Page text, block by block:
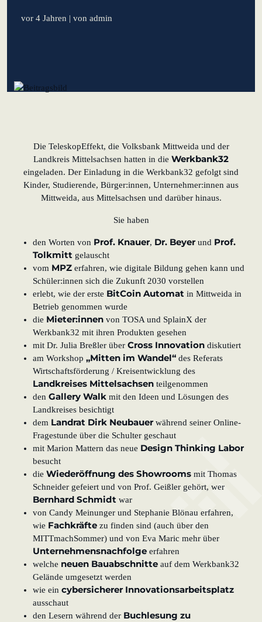
lernen aus Estland
Neues
KundenBank2030
DatenschutzImpressum
vor 4 Jahren | von admin
Die TeleskopEffekt, die Volksbank Mittweida und der
Landkreis Mittelsachsen hatten in die Werkbank32
eingeladen. Der Einladung in die Werkbank32 gefolgt sind
Kinder, Studierende, Bürger:innen, Unternehmer:innen aus
Mittweida, aus Mittelsachsen und darüber hinaus.
Sie haben
den Worten von Prof. Knauer, Dr. Beyer und Prof.
Tolkmitt gelauscht
vom MPZ erfahren, wie digitale Bildung gehen kann und
Schüler:innen sich die Zukunft 2030 vorstellen
erlebt, wie der erste BitCoin Automat in Mittweida in
Betrieb genommen wurde
die Mieter:innen von TOSA und SplainX der
Werkbank32 mit ihren Produkten gesehen
mit Dr. Julia Breßler über Cross Innovation diskutiert
am Workshop „Mitten im Wandel“ des Referats
Wirtschaftsförderung / Kreisentwicklung des
Landkreises Mittelsachsen teilgenommen
den Gallery Walk mit den Ideen und Lösungen des
Landkreises besichtigt
dem Landrat Dirk Neubauer während seiner Online-
Fragestunde über die Schulter geschaut
mit Marion Mattern das neue Design Thinking Labor
besucht
die Wiederöffnung des Showrooms mit Thomas
Schneider gefeiert und von Prof. Geißler gehört, wer
Bernhard Schmidt war
von Candy Meinunger und Stephanie Blönau erfahren,
wie Fachkräfte zu finden sind (auch über den
MITTmachSommer) und von Eva Maric mehr über
Unternehmensnachfolge erfahren
welche neuen Bauabschnitte auf dem Werkbank32
Gelände umgesetzt werden
wie ein cybersicherer Innovationsarbeitsplatz
ausschaut
den Lesern während der Buchlesung zu